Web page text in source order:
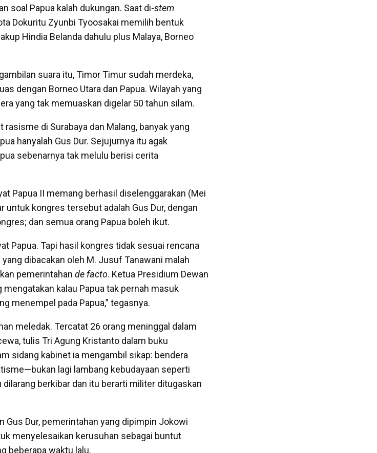
soal Papua kalah dukungan. Saat di-stem
Dokuritu Zyunbi Tyoosakai memilih bentuk
Hindia Belanda dahulu plus Malaya, Borneo
suara itu, Timor Timur sudah merdeka,
dengan Borneo Utara dan Papua. Wilayah yang
yang tak memuaskan digelar 50 tahun silam.
di Surabaya dan Malang, banyak yang
hanyalah Gus Dur. Sejujurnya itu agak
sebenarnya tak melulu berisi cerita
Papua II memang berhasil diselenggarakan (Mei
untuk kongres tersebut adalah Gus Dur, dengan
dan semua orang Papua boleh ikut.
Papua. Tapi hasil kongres tidak sesuai rencana
dibacakan oleh M. Jusuf Tanawani malah
pemerintahan de facto. Ketua Presidium Dewan
mengatakan kalau Papua tak pernah masuk
menempel pada Papua,” tegasnya.
meledak. Tercatat 26 orang meninggal dalam
tulis Tri Agung Kristanto dalam buku
sidang kabinet ia mengambil sikap: bendera
lagi lambang kebudayaan seperti
berkibar dan itu berarti militer ditugaskan
Gus Dur, pemerintahan yang dipimpin Jokowi
menyelesaikan kerusuhan sebagai buntut
beberapa waktu lalu.